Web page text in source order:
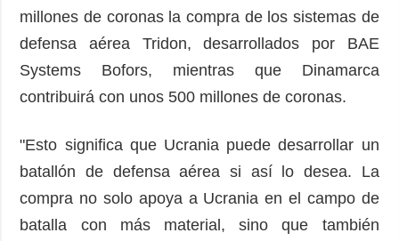
millones de coronas la compra de los sistemas de
defensa aérea Tridon, desarrollados por BAE
Systems Bofors, mientras que Dinamarca
contribuirá con unos 500 millones de coronas.
"Esto significa que Ucrania puede desarrollar un
batallón de defensa aérea si así lo desea. La
compra no solo apoya a Ucrania en el campo de
batalla con más material, sino que también